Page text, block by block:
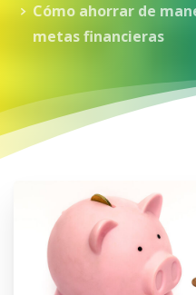
Cómo ahorrar de
metas financieras